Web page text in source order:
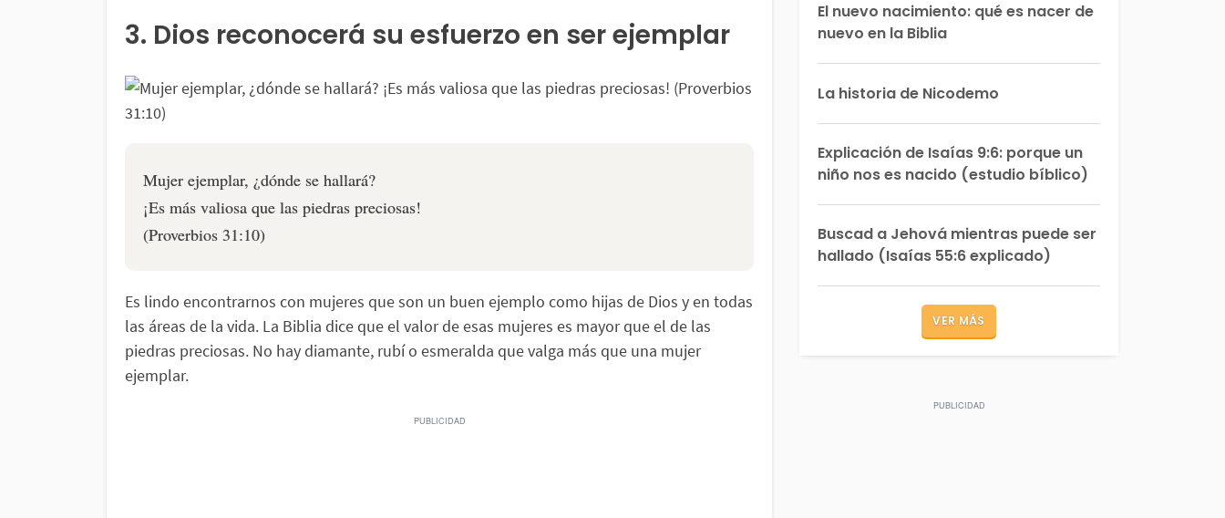
3. Dios reconocerá su esfuerzo en ser ejemplar
Mujer ejemplar, ¿dónde se hallará?
¡Es más valiosa que las piedras preciosas!
(Proverbios 31:10)
Es lindo encontrarnos con mujeres que son un buen ejemplo como hijas de Dios y en todas
las áreas de la vida. La Biblia dice que el valor de esas mujeres es mayor que el de las
piedras preciosas. No hay diamante, rubí o esmeralda que valga más que una mujer
ejemplar.
El nuevo nacimiento: qué es nacer de
nuevo en la Biblia
La historia de Nicodemo
Explicación de Isaías 9:6: porque un
niño nos es nacido (estudio bíblico)
Buscad a Jehová mientras puede ser
hallado (Isaías 55:6 explicado)
VER MÁS